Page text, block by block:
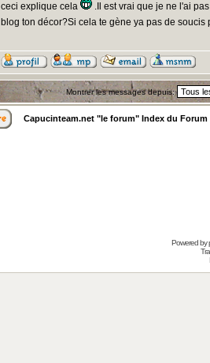
ceci explique cela
.Il est vrai que je ne l'ai
blog ton décor?Si cela te gène ya pas de
Montrer les messages depuis:
Capucinteam.net "le forum" Index du Forum
Powered by